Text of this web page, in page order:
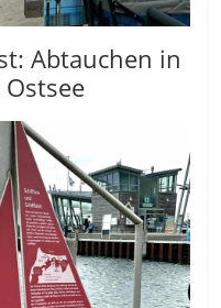
Abtauchen in